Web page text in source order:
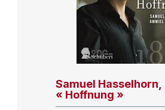
Samuel Hasselhorn,
« Hoffnung »